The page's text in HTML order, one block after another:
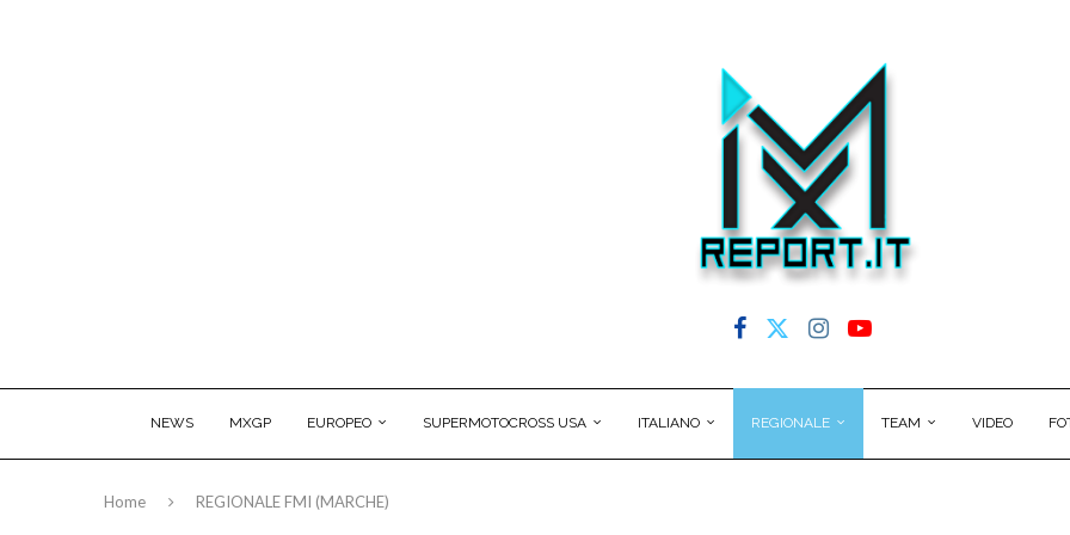
NEWS MXGP EUROPEO SUPERMOTOCROSS USA ITALIANO REGIONALE TEAM VIDEO
Home REGIONALE FMI (MARCHE)